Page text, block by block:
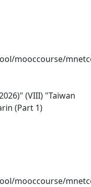
mooccourse/
(VIII) "Taiwan
(Part 1)
mooccourse/